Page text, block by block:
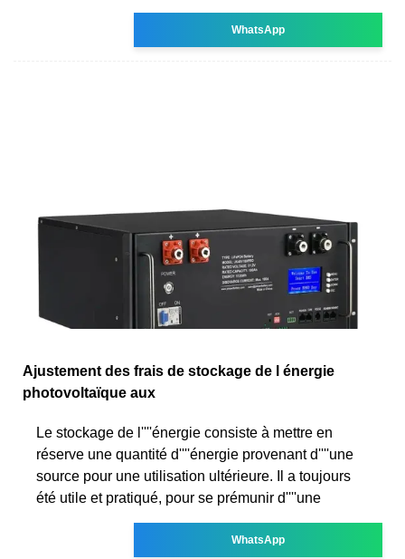
WhatsApp
Ajustement des frais de stockage de l énergie
photovoltaïque aux
Le stockage de l''''énergie consiste à mettre en
réserve une quantité d''''énergie provenant d''''une
source pour une utilisation ultérieure. Il a toujours
été utile et pratiqué, pour se prémunir d''''une
WhatsApp